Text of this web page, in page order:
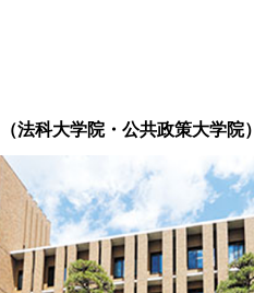
法科大学院・公共政策大学院）